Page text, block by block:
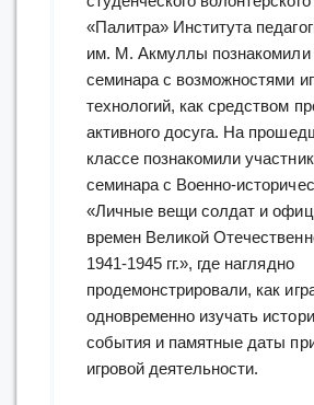
«Палитра» Института
им. М. Акмуллы познакомили
семинара с возможностями
технологий, как средством
активного досуга. На
классе познакомили
семинара с Военно-
«Личные вещи солдат и
времен Великой
1941-1945 гг.», где наглядно
продемонстрировали, как
одновременно изучать
события и памятные даты
игровой деятельности.